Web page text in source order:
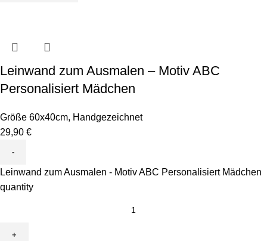
Leinwand zum Ausmalen – Motiv ABC
Personalisiert Mädchen
Größe 60x40cm, Handgezeichnet
29,90 €
Leinwand zum Ausmalen - Motiv ABC Personalisiert Mädchen
quantity